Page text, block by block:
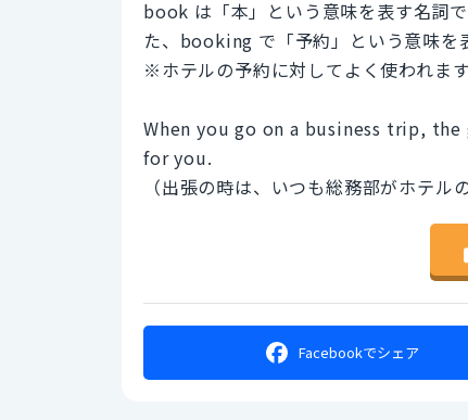
book は「本」という意味を表す名詞
た、booking で「予約」という意味を
※ホテルの予約に対してよく使われます
When you go on a business trip,
for you.
（出張の時は、いつも総務部がホテル
Facebookでシェア